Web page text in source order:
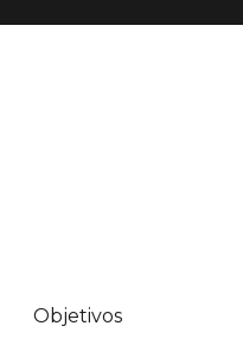
Objetivos